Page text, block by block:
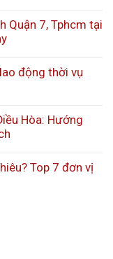
Quận 7, Tphcm tại
động thời vụ
Hòa: Hướng
Top 7 đơn vị